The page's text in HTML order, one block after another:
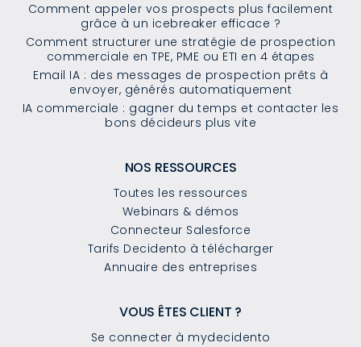
Comment appeler vos prospects plus facilement
grâce à un icebreaker efficace ?
Comment structurer une stratégie de prospection
commerciale en TPE, PME ou ETI en 4 étapes
Email IA : des messages de prospection prêts à
envoyer, générés automatiquement
IA commerciale : gagner du temps et contacter les
bons décideurs plus vite
NOS RESSOURCES
Toutes les ressources
Webinars & démos
Connecteur Salesforce
Tarifs Decidento à télécharger
Annuaire des entreprises
VOUS ÊTES CLIENT ?
Se connecter à mydecidento